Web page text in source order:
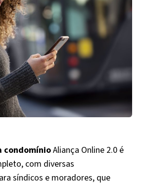
condomínioAliança Online 2.0 é
com diversas
síndicos e moradores, que